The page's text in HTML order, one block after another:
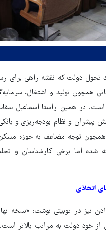
تحول دولت که نقشه راهی برای
همچون تولید و اشتغال،
در همین راستا اسماعیل
پیشران و نظام بودجه‌ریزی و
توجه مضاعف به حوزه
شده اما برخی کارشناسان و
اتخاذی
نیز در توییتی نوشت: «نسخه
از خود دولت به مراتب بالاتر
هماهنگی محور مقاومت،
در منطقه درمانده کرد